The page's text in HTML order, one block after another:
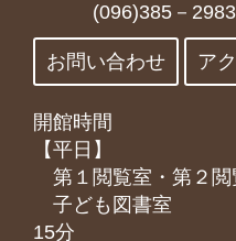
(096)385－2983（
お問い合わせ ア
開館時間
【平日】
第１閲覧室・第２閲
子ども図書室
15分